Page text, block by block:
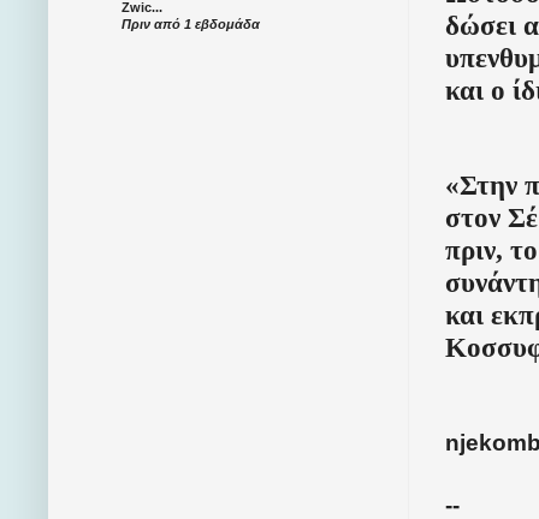
δώσει
και ο
«Στην
στον
πριν,
και
--
Zwic...
Πριν από 1 εβδομάδα